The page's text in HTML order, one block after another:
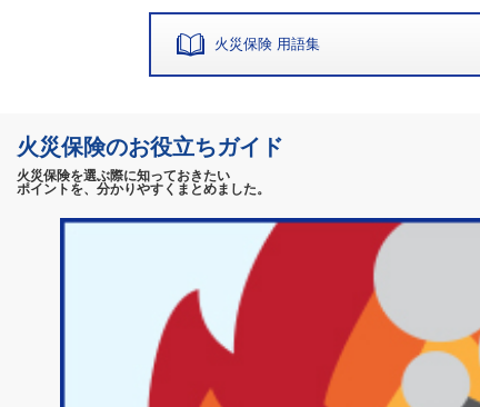
火災保険 用語集
火災保険のお役立ちガイド
火災保険を選ぶ際に知っておきたい
ポイントを、分かりやすくまとめました。